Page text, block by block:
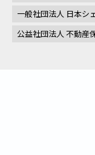
一般社団法人 日本シ
公益社団法人 不動産